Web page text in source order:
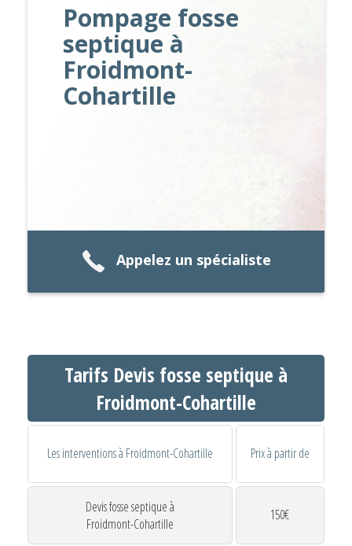
Pompage fosse
septique à
Froidmont-
Cohartille
Appelez un spécialiste
Tarifs Devis fosse septique à
Froidmont-Cohartille
Les interventions à Froidmont-Cohartille Prix à partir de
Devis fosse septique à
Froidmont-Cohartille
150€